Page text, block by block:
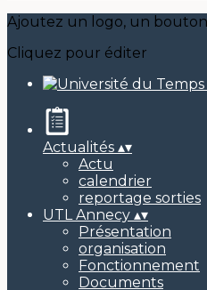
Ajoutez un logo, un
Cliquez pour éditer
Actualités ▴▾
Actu
calendrier
reportage sorties
UTL Annecy ▴▾
Présentation
organisation
Fonctionnement
Documents